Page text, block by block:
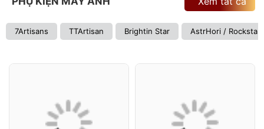
7Artisans TTArtisan Brightin Star AstrHori / Rockstar